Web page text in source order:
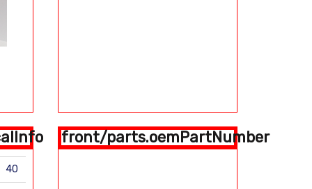
40
front/parts.oemPartNumber